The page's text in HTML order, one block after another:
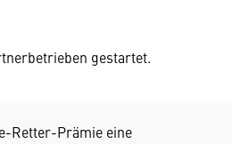
gestartet.
Retter-Prämie eine